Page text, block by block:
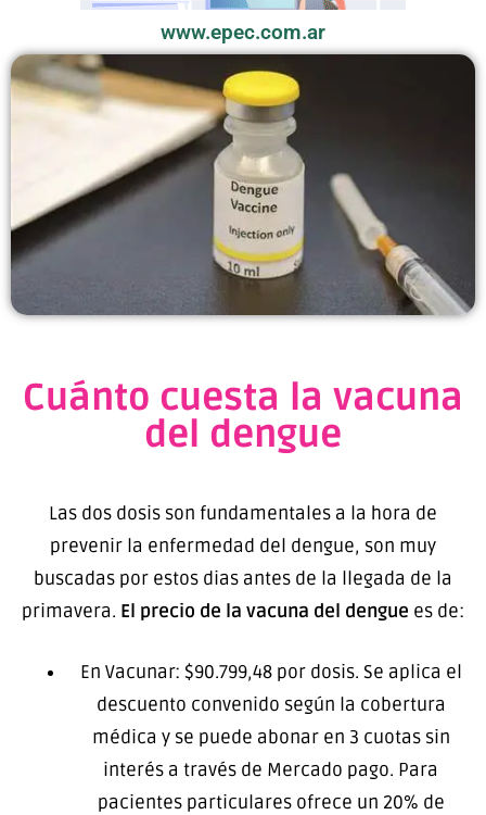
www.epec.com.ar
Cuánto cuesta la vacuna
del dengue
Las dos dosis son fundamentales a la hora de
prevenir la enfermedad del dengue, son muy
buscadas por estos dias antes de la llegada de la
primavera. El precio de la vacuna del dengue es de:
En Vacunar: $90.799,48 por dosis. Se aplica el
descuento convenido según la cobertura
médica y se puede abonar en 3 cuotas sin
interés a través de Mercado pago. Para
pacientes particulares ofrece un 20% de